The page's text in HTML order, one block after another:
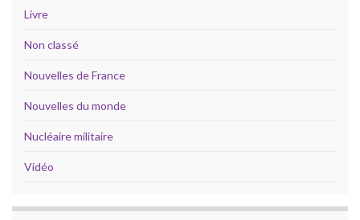
Livre
Non classé
Nouvelles de France
Nouvelles du monde
Nucléaire militaire
Vidéo